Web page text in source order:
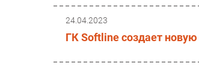
24.04.2023
ГК Softline создает